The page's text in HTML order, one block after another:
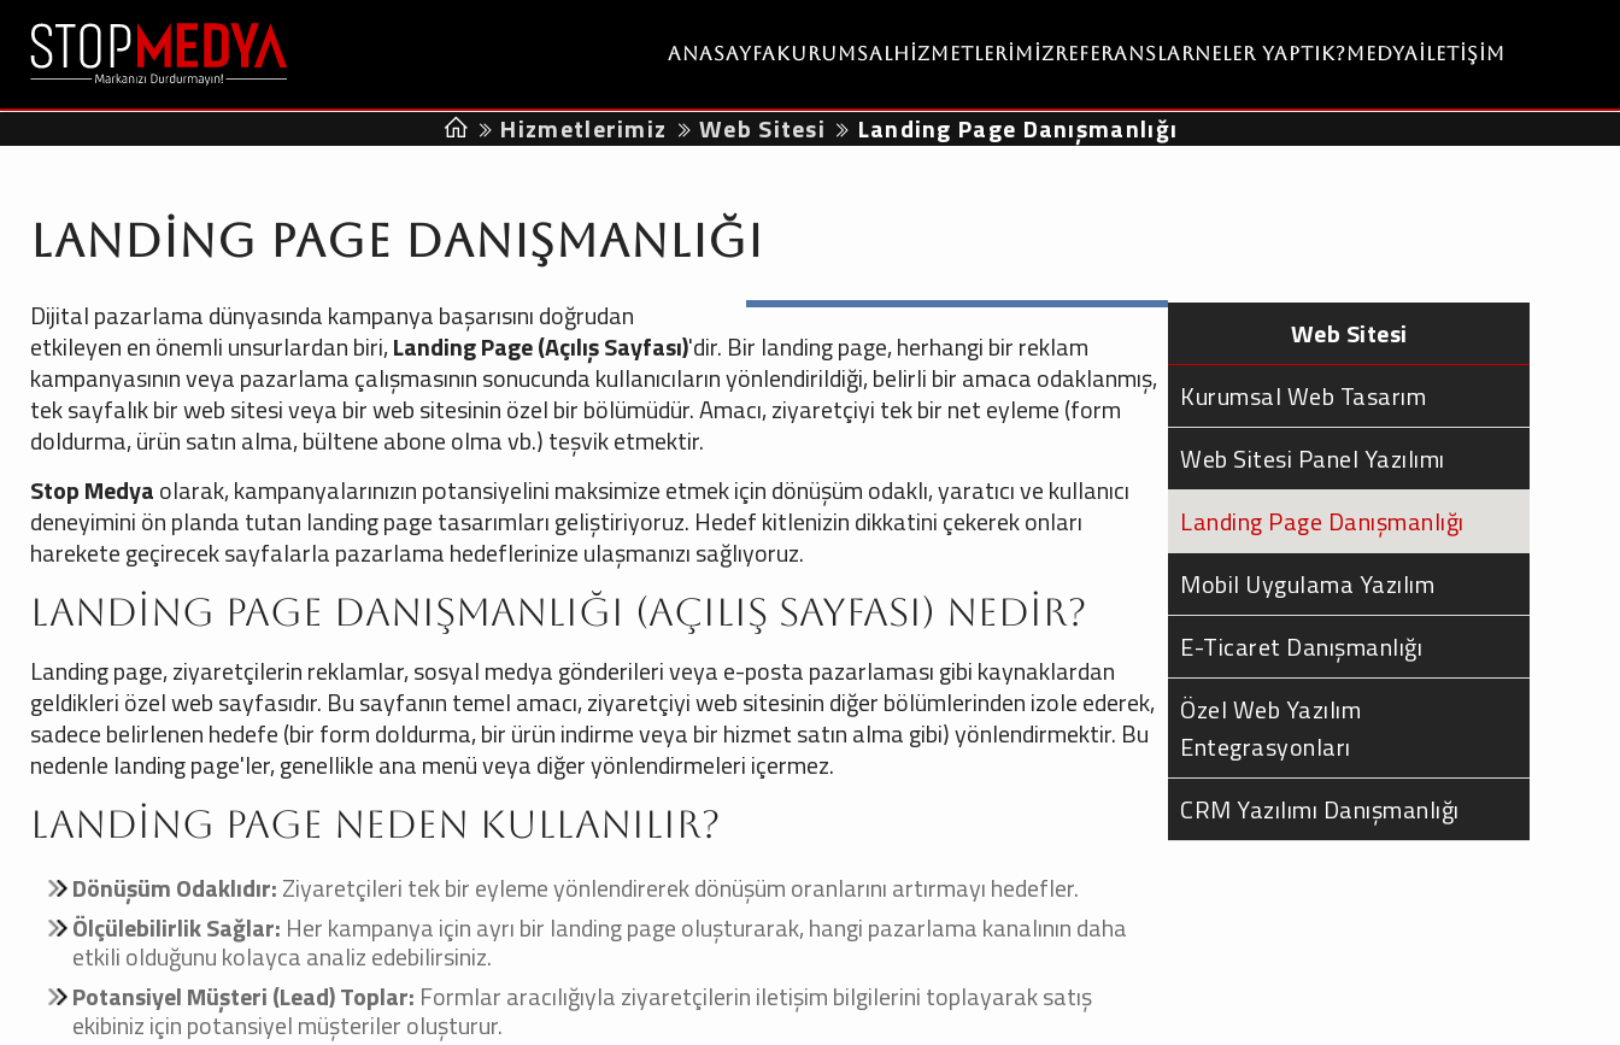
AnasayfaKurumsalHizmetlerimizReferanslarNeler Yaptık?Medyaİletişim
Hizmetlerimiz Web Sitesi Landing Page Danışmanlığı
Landing Page Danışmanlığı
Dijital pazarlama dünyasında kampanya başarısını doğrudan
etkileyen en önemli unsurlardan biri,Landing Page (Açılış Sayfası)'dir. Bir landing page, herhangi bir reklam
kampanyasının veya pazarlama çalışmasının sonucunda kullanıcıların yönlendirildiği, belirli bir amaca odaklanmış,
tek sayfalık bir web sitesi veya bir web sitesinin özel bir bölümüdür. Amacı, ziyaretçiyi tek bir net eyleme (form
doldurma, ürün satın alma, bültene abone olma vb.) teşvik etmektir.
Stop Medyaolarak, kampanyalarınızın potansiyelini maksimize etmek için dönüşüm odaklı, yaratıcı ve kullanıcı
deneyimini ön planda tutan landing page tasarımları geliştiriyoruz. Hedef kitlenizin dikkatini çekerek onları
harekete geçirecek sayfalarla pazarlama hedeflerinize ulaşmanızı sağlıyoruz.
Landing Page Danışmanlığı (Açılış Sayfası) Nedir?
Landing page, ziyaretçilerin reklamlar, sosyal medya gönderileri veya e-posta pazarlaması gibi kaynaklardan
geldikleri özel web sayfasıdır. Bu sayfanın temel amacı, ziyaretçiyi web sitesinin diğer bölümlerinden izole ederek,
sadece belirlenen hedefe (bir form doldurma, bir ürün indirme veya bir hizmet satın alma gibi) yönlendirmektir. Bu
nedenle landing page'ler, genellikle ana menü veya diğer yönlendirmeleri içermez.
Landing Page Neden Kullanılır?
Dönüşüm Odaklıdır:Ziyaretçileri tek bir eyleme yönlendirerek dönüşüm oranlarını artırmayı hedefler.
Ölçülebilirlik Sağlar: Her kampanya için ayrı bir landing page oluşturarak, hangi pazarlama kanalının daha
etkili olduğunu kolayca analiz edebilirsiniz.
Potansiyel Müşteri (Lead) Toplar: Formlar aracılığıyla ziyaretçilerin iletişim bilgilerini toplayarak satış
ekibiniz için potansiyel müşteriler oluşturur.
Web Sitesi
Kurumsal Web Tasarım
Web Sitesi Panel Yazılımı
Landing Page Danışmanlığı
Mobil Uygulama Yazılım
E-Ticaret Danışmanlığı
Özel Web Yazılım
Entegrasyonları
CRM Yazılımı Danışmanlığı